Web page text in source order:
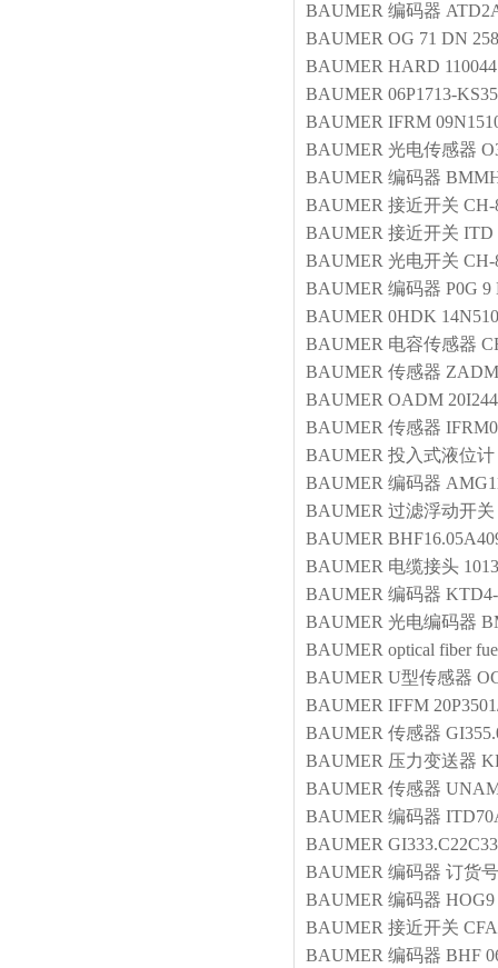
BAUMER 编码器
BAUMER OG 71 DN
BAUMER HARD
BAUMER 06P1713-
BAUMER IFRM
BAUMER 光电传感器
BAUMER 编码器
BAUMER 接近开关 CH-
BAUMER 接近开关 ITD
BAUMER 光电开关 CH-
BAUMER 编码器 P0G 9
BAUMER 0HDK
BAUMER 电容传感器
BAUMER 传感器
BAUMER OADM
BAUMER 传感器
BAUMER 投入式液位计
BAUMER 编码器
BAUMER 过滤浮动开关
BAUMER
BAUMER 电缆接头
BAUMER 编码器
BAUMER 光电编码器
BAUMER optical fiber
BAUMER U型传感器
BAUMER IFFM
BAUMER 传感器
BAUMER 压力变送器
BAUMER 传感器
BAUMER 编码器
BAUMER
BAUMER 编码器 订货
BAUMER 编码器 HOG9
BAUMER 接近开关
BAUMER 编码器 BHF